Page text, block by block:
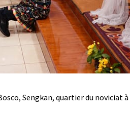
Sengkan, quartier du noviciat